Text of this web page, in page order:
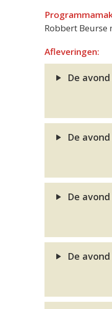
Robbert Beurse
Afleveringen:
De
De
De
De